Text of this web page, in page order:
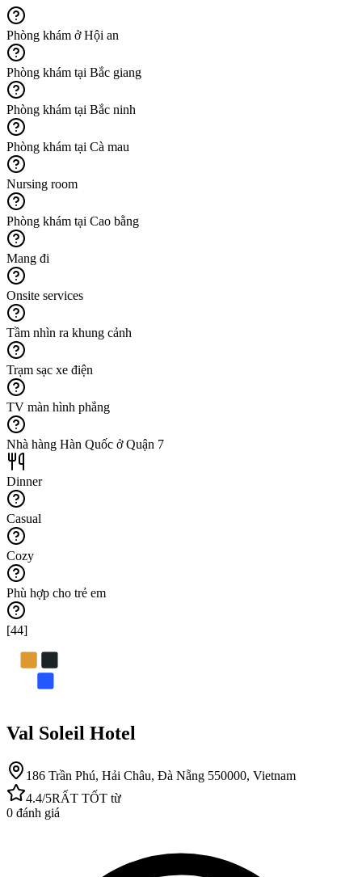
Phòng khám ở Hội an
Phòng khám tại Bắc giang
Phòng khám tại Bắc ninh
Phòng khám tại Cà mau
Nursing room
Phòng khám tại Cao bằng
Mang đi
Onsite services
Tầm nhìn ra khung cảnh
Trạm sạc xe điện
TV màn hình phẳng
Nhà hàng Hàn Quốc ở Quận 7
Dinner
Casual
Cozy
Phù hợp cho trẻ em
[44]
Val Soleil Hotel
186 Trần Phú, Hải Châu, Đà Nẵng 550000, Vietnam
4.4/5RẤT TỐT từ
0 đánh giá